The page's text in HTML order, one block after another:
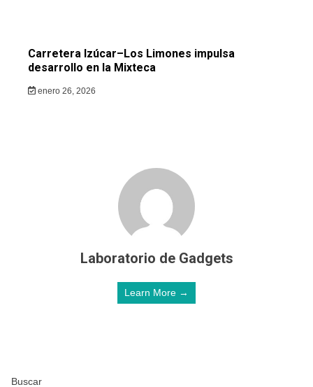
Carretera Izúcar–Los Limones impulsa
desarrollo en la Mixteca
enero 26, 2026
Laboratorio de Gadgets
Learn More →
Buscar